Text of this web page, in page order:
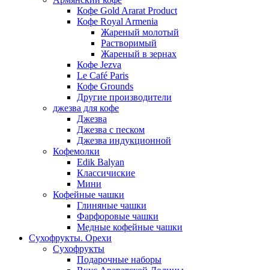
Кофе Gold Ararat Product
Кофе Royal Armenia
Жареный молотый
Растворимый
Жареный в зернах
Кофе Jezva
Le Café Paris
Кофе Grounds
Другие производители
джезва для кофе
Джезва
Джезва с песком
Джезва индукционной
Кофемолки
Edik Balyan
Классичиские
Мини
Кофейные чашки
Глиняные чашки
Фарфоровые чашки
Медные кофейные чашки
Сухофрукты. Орехи
Сухофрукты
Подарочные наборы